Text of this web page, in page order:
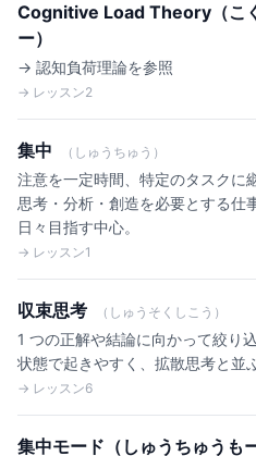
Cognitive Load Theory（こ
ー）
→ 認知負荷理論を参照
→ レッスン2
集中 （しゅうちゅう）
注意を一定時間、特定のタスクに
思考・分析・創造を必要とする仕
日々目指す中心。
→ レッスン1
収束思考 （しゅうそくしこう）
1 つの正解や結論に向かって絞り
状態で起きやすく、拡散思考と並
→ レッスン6
集中モード（しゅうちゅうも